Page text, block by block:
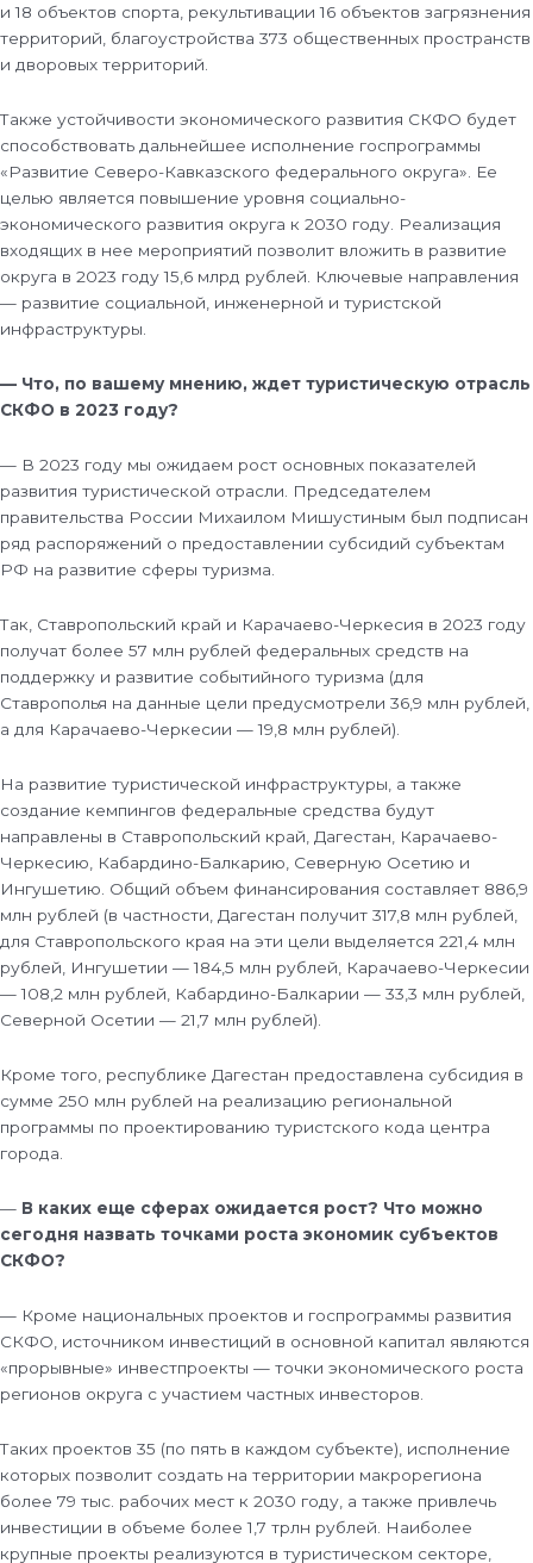
и 18 объектов спорта, рекультивации 16 объектов загрязнения
территорий, благоустройства 373 общественных пространств
и дворовых территорий.
Также устойчивости экономического развития СКФО будет
способствовать дальнейшее исполнение госпрограммы
«Развитие Северо-Кавказского федерального округа». Ее
целью является повышение уровня социально-
экономического развития округа к 2030 году. Реализация
входящих в нее мероприятий позволит вложить в развитие
округа в 2023 году 15,6 млрд рублей. Ключевые направления
— развитие социальной, инженерной и туристской
инфраструктуры.
— Что, по вашему мнению, ждет туристическую отрасль
СКФО в 2023 году?
— В 2023 году мы ожидаем рост основных показателей
развития туристической отрасли. Председателем
правительства России Михаилом Мишустиным был подписан
ряд распоряжений о предоставлении субсидий субъектам
РФ на развитие сферы туризма.
Так, Ставропольский край и Карачаево-Черкесия в 2023 году
получат более 57 млн рублей федеральных средств на
поддержку и развитие событийного туризма (для
Ставрополья на данные цели предусмотрели 36,9 млн рублей,
а для Карачаево-Черкесии — 19,8 млн рублей).
На развитие туристической инфраструктуры, а также
создание кемпингов федеральные средства будут
направлены в Ставропольский край, Дагестан, Карачаево-
Черкесию, Кабардино-Балкарию, Северную Осетию и
Ингушетию. Общий объем финансирования составляет 886,9
млн рублей (в частности, Дагестан получит 317,8 млн рублей,
для Ставропольского края на эти цели выделяется 221,4 млн
рублей, Ингушетии — 184,5 млн рублей, Карачаево-Черкесии
— 108,2 млн рублей, Кабардино-Балкарии — 33,3 млн рублей,
Северной Осетии — 21,7 млн рублей).
Кроме того, республике Дагестан предоставлена субсидия в
сумме 250 млн рублей на реализацию региональной
программы по проектированию туристского кода центра
города.
— В каких еще сферах ожидается рост? Что можно
сегодня назвать точками роста экономик субъектов
СКФО?
— Кроме национальных проектов и госпрограммы развития
СКФО, источником инвестиций в основной капитал являются
«прорывные» инвестпроекты — точки экономического роста
регионов округа с участием частных инвесторов.
Таких проектов 35 (по пять в каждом субъекте), исполнение
которых позволит создать на территории макрорегиона
более 79 тыс. рабочих мест к 2030 году, а также привлечь
инвестиции в объеме более 1,7 трлн рублей. Наиболее
крупные проекты реализуются в туристическом секторе,